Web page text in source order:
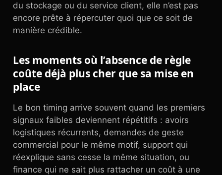
du stockage ou du service client, elle n’est pas
encore prête à répercuter quoi que ce soit de
manière crédible.
Les moments où l’absence de règle
coûte déjà plus cher que sa mise en
place
Le bon timing arrive souvent quand les premiers
signaux faibles deviennent répétitifs : avoirs
logistiques récurrents, demandes de geste
commercial pour le même motif, support qui
réexplique sans cesse la même situation, ou
finance qui ne sait plus rattacher un coût à une